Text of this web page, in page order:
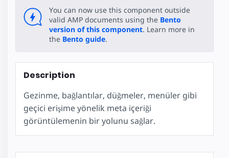
You can now use this component outside
valid AMP documents using the Bento
version of this component. Learn more in
the Bento guide.
Description
Gezinme, bağlantılar, düğmeler, menüler gibi
geçici erişime yönelik meta içeriği
görüntülemenin bir yolunu sağlar.